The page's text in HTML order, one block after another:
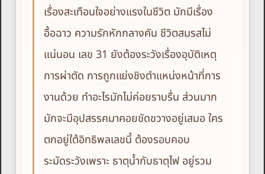
เรื่องสะเทือนใจอย่างแรงในชีวิต มักมีเรื่อง
อื้อฉาว ความรักหักกลางคัน ชีวิตสมรสไม่
แน่นอน เลข 31 ยังต้องระวังเรื่องอุบัติเหตุ
การผ่าตัด การถูกแย่งชิงตำแหน่งหน้าที่การ
งานด้วย ทำอะไรมักไม่ค่อยราบรื่น ส่วนมาก
มักจะมีอุปสรรคมาคอยขัดขวางอยู่เสมอ ใคร
ตกอยู่ใต้อิทธิพลเลขนี้ ต้องรอบคอบ
ระมัดระวังเพราะ ธาตุน้ำกับธาตุไฟ อยู่รวม